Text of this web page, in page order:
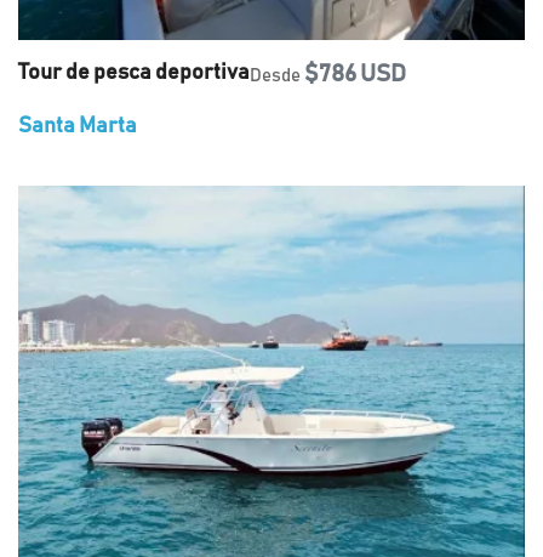
Tour de pesca deportiva Desde $786 USD
Santa Marta